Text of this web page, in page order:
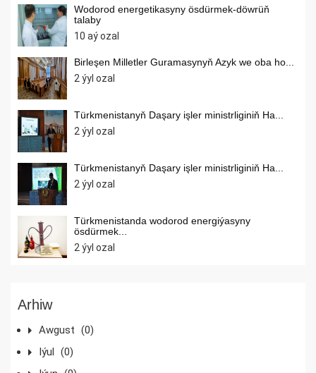
Wodorod energetikasyny ösdürmek-döwrüň
talaby
10 aý ozal
Birleşen Milletler Guramasynyň Azyk we oba ho...
2 ýyl ozal
Türkmenistanyň Daşary işler ministrliginiň Ha...
2 ýyl ozal
Türkmenistanyň Daşary işler ministrliginiň Ha...
2 ýyl ozal
Türkmenistanda wodorod energiýasyny
ösdürmek...
2 ýyl ozal
Arhiw
Awgust (0)
Iýul (0)